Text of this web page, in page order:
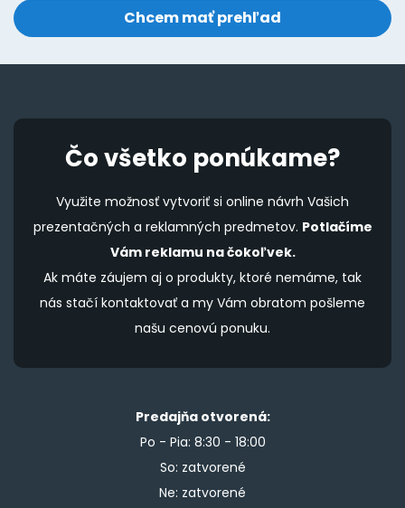
Čo všetko ponúkame?
Využite možnosť vytvoriť si online návrh Vašich
prezentačných a reklamných predmetov. Potlačíme
Vám reklamu na čokoľvek.
Ak máte záujem aj o produkty, ktoré nemáme, tak
nás stačí kontaktovať a my Vám obratom pošleme
našu cenovú ponuku.
Predajňa otvorená:
Po - Pia: 8:30 - 18:00
So: zatvorené
Ne: zatvorené